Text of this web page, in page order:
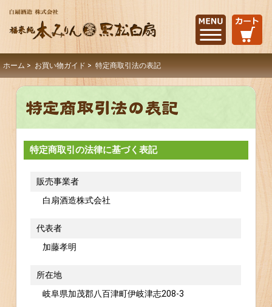
ホーム > お買い物ガイド > 特定商取引法の表記
特定商取引の法律に基づく表記
販売事業者
白扇酒造株式会社
代表者
加藤孝明
所在地
岐阜県加茂郡八百津町伊岐津志208-3